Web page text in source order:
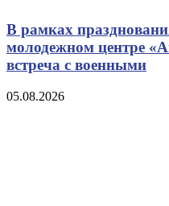
В рамках
молодежном центре
встреча с военными
05.08.2026